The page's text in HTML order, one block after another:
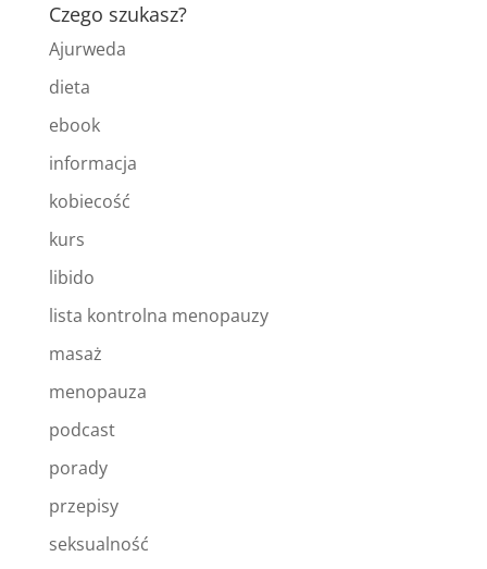
Czego szukasz?
Ajurweda
dieta
ebook
informacja
kobiecość
kurs
libido
lista kontrolna menopauzy
masaż
menopauza
podcast
porady
przepisy
seksualność